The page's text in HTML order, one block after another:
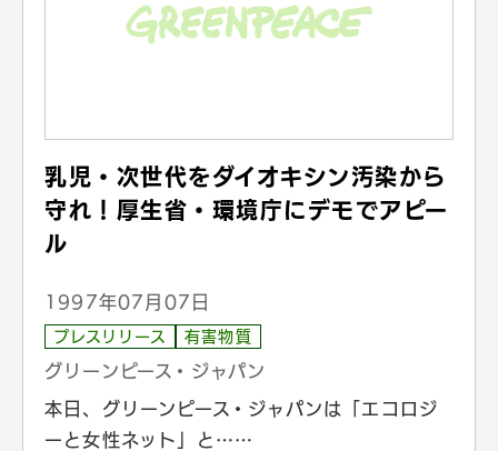
乳児・次世代をダイオキシン汚染から
守れ！厚生省・環境庁にデモでアピー
ル
1997年07月07日
プレスリリース 有害物質
グリーンピース・ジャパン
本日、グリーンピース・ジャパンは「エコロジ
ーと女性ネット」と……